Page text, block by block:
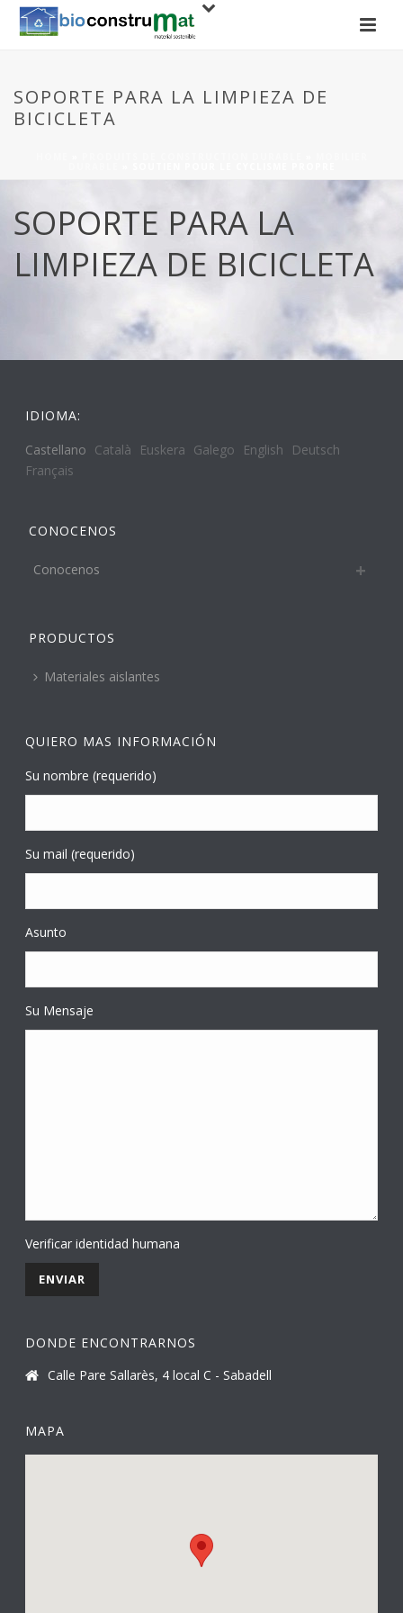
SOPORTE PARA LA LIMPIEZA DE
BICICLETA
SOPORTE PARA LA
LIMPIEZA DE BICICLETA
IDIOMA:
Castellano Català Euskera Galego English
Deutsch
Français
CONOCENOS
Conocenos
PRODUCTOS
Materiales aislantes
QUIERO MAS INFORMACIÓN
Su nombre (requerido)
Su mail (requerido)
Asunto
Su Mensaje
Verificar identidad humana
DONDE ENCONTRARNOS
Calle Pare Sallarès, 4 local C - Sabadell
MAPA